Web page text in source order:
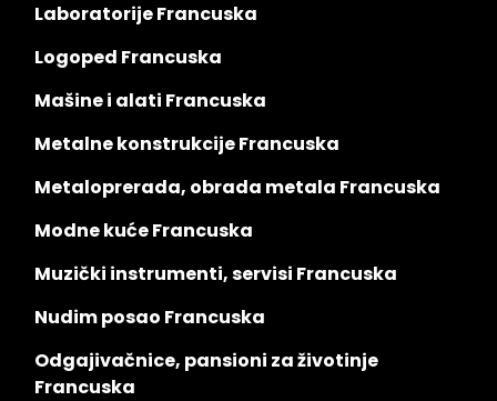
Laboratorije Francuska
Logoped Francuska
Mašine i alati Francuska
Metalne konstrukcije Francuska
Metaloprerada, obrada metala Francuska
Modne kuće Francuska
Muzički instrumenti, servisi Francuska
Nudim posao Francuska
Odgajivačnice, pansioni za životinje
Francuska